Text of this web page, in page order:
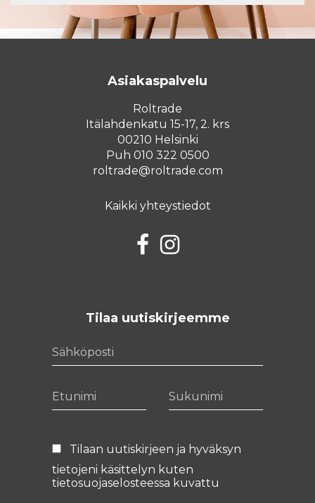
Asiakaspalvelu
Roltrade
Itälahdenkatu 15-17, 2. krs
00210 Helsinki
Puh 010 322 0500
roltrade@roltrade.com
Kaikki yhteystiedot
FacebookInstagram
Tilaa uutiskirjeemme
Tilaan uutiskirjeen ja hyväksyn
tietojeni käsittelyn kuten
tietosuojaselosteessa kuvattu